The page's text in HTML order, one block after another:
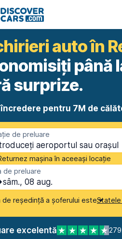
auto în
până
surprize.
încredere pentru 7M de
de preluare
mașina în aceeași locație
de preluare
sâm., 08 aug.
de reședință a șoferului esteStatele
excelentă